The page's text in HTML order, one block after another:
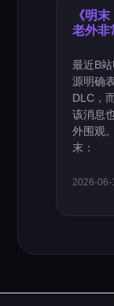
《明
老外非
最近B
源明确
DLC，
该消息
外围观
末：
2026-06-